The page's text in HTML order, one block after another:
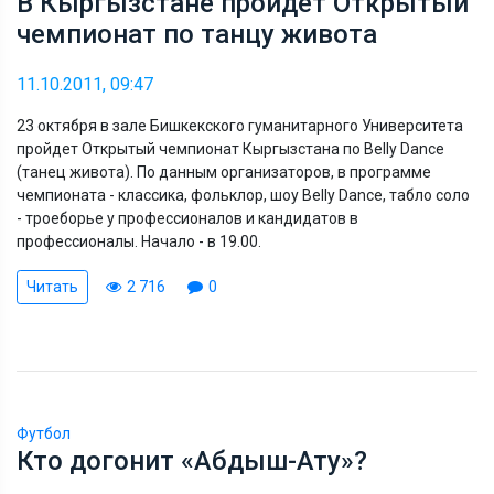
чемпионат по танцу живота
11.10.2011, 09:47
23 октября в зале Бишкекского гуманитарного Университета
пройдет Открытый чемпионат Кыргызстана по Belly Dance
(танец живота). По данным организаторов, в программе
чемпионата - классика, фольклор, шоу Belly Dance, табло соло
- троеборье у профессионалов и кандидатов в
профессионалы. Начало - в 19.00.
Читать 2 716 0
Футбол
Кто догонит «Абдыш-Ату»?